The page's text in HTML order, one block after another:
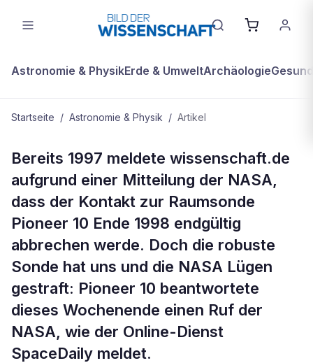
Astronomie & PhysikErde & UmweltArchäologie
Startseite / Astronomie & Physik / Artikel
Kurz gemeldet: Nach Hause
telefoniert ? Pioneer 10 meldet sich
bei der NASA
Bereits 1997 meldete wissenschaft.de
aufgrund einer Mitteilung der NASA,
dass der Kontakt zur Raumsonde
Pioneer 10 Ende 1998 endgültig
abbrechen werde. Doch die robuste
Sonde hat uns und die NASA Lügen
gestraft: Pioneer 10 beantwortete
dieses Wochenende einen Ruf der
NASA, wie der Online-Dienst
SpaceDaily meldet.